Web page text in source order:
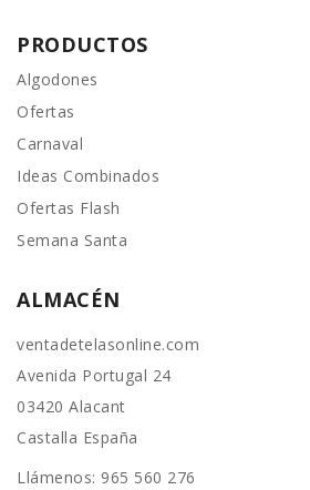
PRODUCTOS
Algodones
Ofertas
Carnaval
Ideas Combinados
Ofertas Flash
Semana Santa
ALMACÉN
ventadetelasonline.com
Avenida Portugal 24
03420 Alacant
Castalla España
Llámenos: 965 560 276